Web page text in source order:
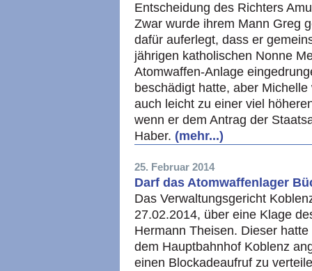
Entscheidung des Richters
Zwar wurde ihrem Mann Greg
dafür auferlegt, dass er
jährigen katholischen Nonne
Atomwaffen-Anlage
beschädigt hatte, aber
auch leicht zu einer viel
wenn er dem Antrag der
Haber. (mehr...)
25. Februar 2014
Darf das Atomwaffenlager
Das Verwaltungsgericht
27.02.2014, über eine Klage
Hermann Theisen. Dieser
dem Hauptbahnhof Koblenz
einen Blockadeaufruf zu